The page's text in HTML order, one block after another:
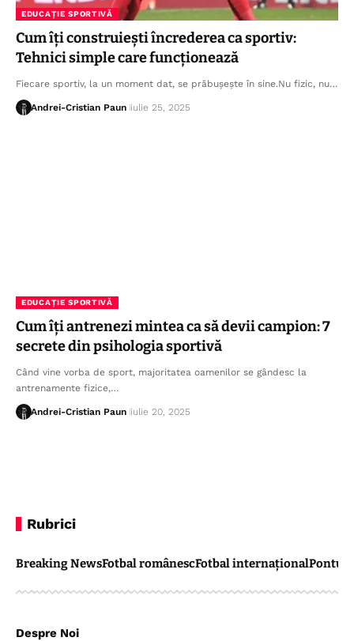
EDUCAȚIE SPORTIVĂ
Cum îți construiești încrederea ca sportiv:
Tehnici simple care funcționează
Fiecare sportiv, la un moment dat, se prăbușește în sine.Nu fizic, nu…
Andrei-Cristian Paun iulie 25, 2025
EDUCAȚIE SPORTIVĂ
Cum îți antrenezi mintea ca să devii campion: 7
secrete din psihologia sportivă
Când vine vorba de sport, majoritatea oamenilor se gândesc la
antrenamente fizice,…
Andrei-Cristian Paun iulie 20, 2025
Rubrici
Breaking NewsFotbal românescFotbal internaționalPontul
Despre Noi